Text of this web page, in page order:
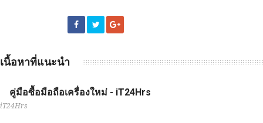
เนื้อหาที่แนะนำ
คู่มือซื้อมือถือเครื่องใหม่ - iT24Hrs
iT24Hrs